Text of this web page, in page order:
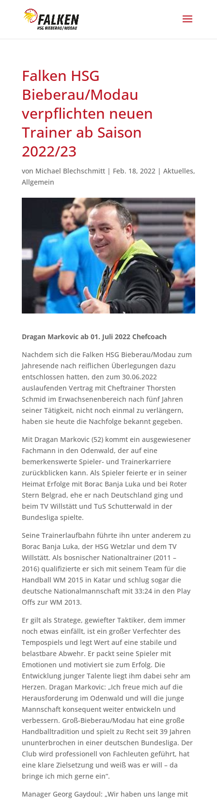
Falken HSG
Bieberau/Modau
verpflichten neuen
Trainer ab Saison
2022/23
von Michael Blechschmitt| Feb. 18, 2022| Aktuelles,
Allgemein
Dragan Markovic ab 01. Juli 2022 Chefcoach
Nachdem sich die Falken HSG Bieberau/Modau zum
Jahresende nach reiflichen Überlegungen dazu
entschlossen hatten, den zum 30.06.2022
auslaufenden Vertrag mit Cheftrainer Thorsten
Schmid im Erwachsenenbereich nach fünf Jahren
seiner Tätigkeit, nicht noch einmal zu verlängern,
haben sie heute die Nachfolge bekannt gegeben.
Mit Dragan Markovic (52) kommt ein ausgewiesener
Fachmann in den Odenwald, der auf eine
bemerkenswerte Spieler- und Trainerkarriere
zurückblicken kann. Als Spieler feierte er in seiner
Heimat Erfolge mit Borac Banja Luka und bei Roter
Stern Belgrad, ehe er nach Deutschland ging und
beim TV Willstätt und TuS Schutterwald in der
Bundesliga spielte.
Seine Trainerlaufbahn führte ihn unter anderem zu
Borac Banja Luka, der HSG Wetzlar und dem TV
Willstätt. Als bosnischer Nationaltrainer (2011 –
2016) qualifizierte er sich mit seinem Team für die
Handball WM 2015 in Katar und schlug sogar die
deutsche Nationalmannschaft mit 33:24 in den Play
Offs zur WM 2013.
Er gilt als Stratege, gewiefter Taktiker, dem immer
noch etwas einfällt, ist ein großer Verfechter des
Tempospiels und legt Wert auf eine stabile und
belastbare Abwehr. Er packt seine Spieler mit
Emotionen und motiviert sie zum Erfolg. Die
Entwicklung junger Talente liegt ihm dabei sehr am
Herzen. Dragan Markovic: „Ich freue mich auf die
Herausforderung im Odenwald und will die junge
Mannschaft konsequent weiter entwickeln und
verbessern. Groß-Bieberau/Modau hat eine große
Handballtradition und spielt zu Recht seit 39 Jahren
ununterbrochen in einer deutschen Bundesliga. Der
Club wird professionell von Fachleuten geführt, hat
eine klare Zielsetzung und weiß was er will – da
bringe ich mich gerne ein“.
Manager Georg Gaydoul: „Wir haben uns lange mit